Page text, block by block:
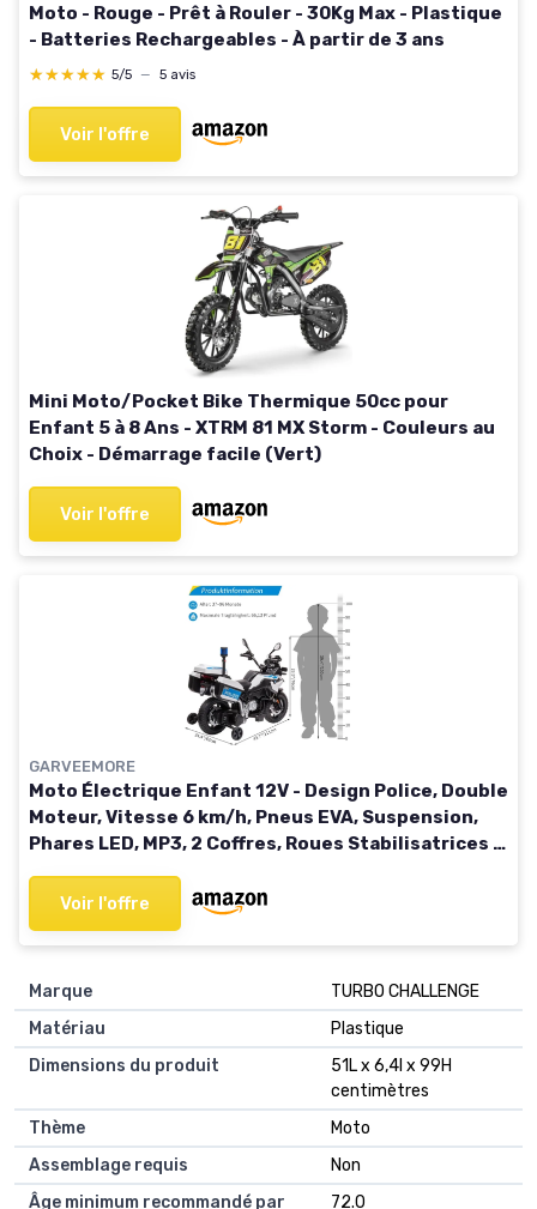
Moto - Rouge - Prêt à Rouler - 30Kg Max - Plastique
- Batteries Rechargeables - À partir de 3 ans
★★★★★
★★★★★ 5/5 — 5 avis
Voir l'offre
Mini Moto/Pocket Bike Thermique 50cc pour
Enfant 5 à 8 Ans - XTRM 81 MX Storm - Couleurs au
Choix - Démarrage facile (Vert)
Voir l'offre
GARVEEMORE
Moto Électrique Enfant 12V - Design Police, Double
Moteur, Vitesse 6 km/h, Pneus EVA, Suspension,
Phares LED, MP3, 2 Coffres, Roues Stabilisatrices -
Voir l'offre
Marque
TURBO CHALLENGE
Matériau
Plastique
Dimensions du produit
51L x 6,4l x 99H
centimètres
Thème
Moto
Assemblage requis
Non
Âge minimum recommandé par
72.0